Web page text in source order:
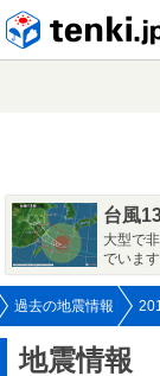
台風
大型で
でいます
過去の地震情報
地震情報